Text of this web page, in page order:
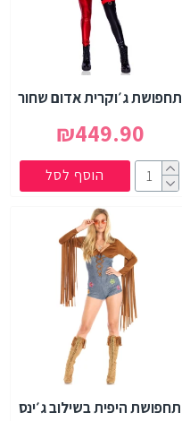
תחפושת ג׳וקרית אדום שחור
₪449.90
הוסף לסל
תחפושת היפית בשילוב ג׳ינס